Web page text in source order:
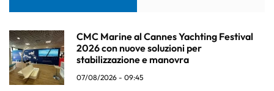
CMC Marine al Cannes Yachting Festival
2026 con nuove soluzioni per
stabilizzazione e manovra
07/08/2026 - 09:45